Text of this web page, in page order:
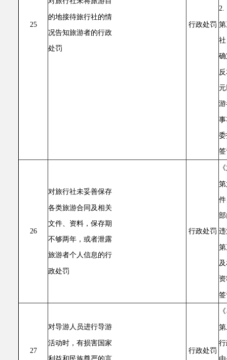
25
的地接待旅行社的情
况告知旅游者的行政
处罚
行政处罚
2.
26
对旅行社未妥善保存
各类旅游合同及相关
文件、资料，保存期
不够两年，或者泄露
旅游者个人信息的行
政处罚
行政处罚
27
对导游人员进行导游
活动时，有损害国家
行政处罚